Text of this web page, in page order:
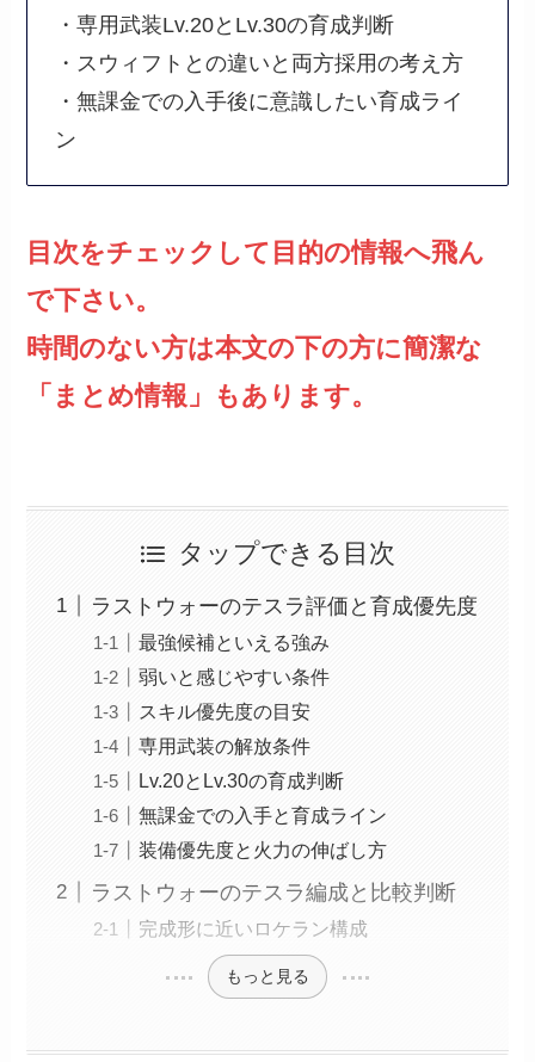
・専用武装Lv.20とLv.30の育成判断
・スウィフトとの違いと両方採用の考え方
・無課金での入手後に意識したい育成ライ
ン
目次をチェックして目的の情報へ飛ん
で下さい。
時間のない方は本文の下の方に簡潔な
「まとめ情報」もあります。
タップできる目次
ラストウォーのテスラ評価と育成優先度
最強候補といえる強み
弱いと感じやすい条件
スキル優先度の目安
専用武装の解放条件
Lv.20とLv.30の育成判断
無課金での入手と育成ライン
装備優先度と火力の伸ばし方
ラストウォーのテスラ編成と比較判断
完成形に近いロケラン構成
もっと見る